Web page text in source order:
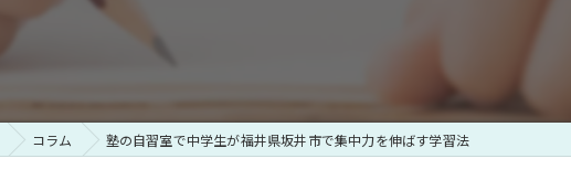
コラム 塾の自習室で中学生が福井県坂井市で集中力を伸ばす学習法